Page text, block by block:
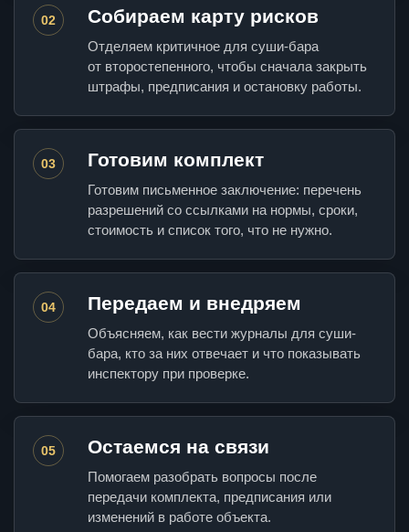
02 Собираем карту рисков
Отделяем критичное для суши-бара
от второстепенного, чтобы сначала закрыть
штрафы, предписания и остановку работы.
03 Готовим комплект
Готовим письменное заключение: перечень
разрешений со ссылками на нормы, сроки,
стоимость и список того, что не нужно.
04 Передаем и внедряем
Объясняем, как вести журналы для суши-
бара, кто за них отвечает и что показывать
инспектору при проверке.
05 Остаемся на связи
Помогаем разобрать вопросы после
передачи комплекта, предписания или
изменений в работе объекта.